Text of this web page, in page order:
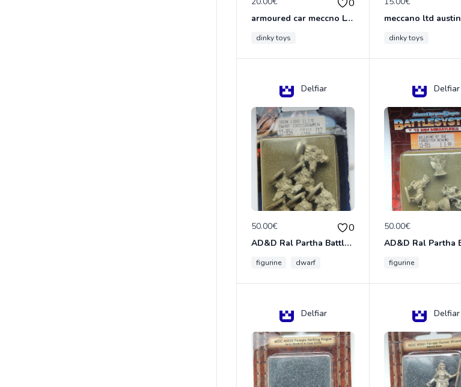
0
armoured car meccno LTD N°670
dinky toys dinky toys
Delfiar
50.00€ 0
AD&D Ral Partha Battlesystem Miniatures Pack Iron Lord Dwarf Crossbowmen 11-854
figurine dwarf
Delfiar
50.00€
figurine
Delfiar Delfiar